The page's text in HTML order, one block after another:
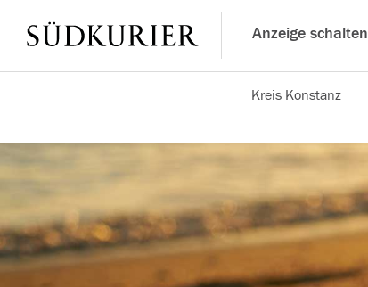
Anzeige schalten
Kreis Konstanz